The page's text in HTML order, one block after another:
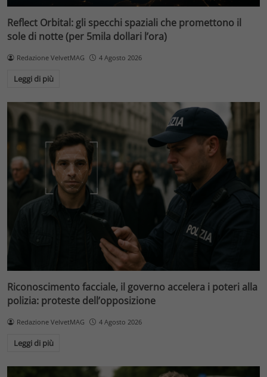
Reflect Orbital: gli specchi spaziali che promettono il
sole di notte (per 5mila dollari l’ora)
Redazione VelvetMAG 4 Agosto 2026
Leggi di più
Riconoscimento facciale, il governo accelera i poteri alla
polizia: proteste dell’opposizione
Redazione VelvetMAG 4 Agosto 2026
Leggi di più